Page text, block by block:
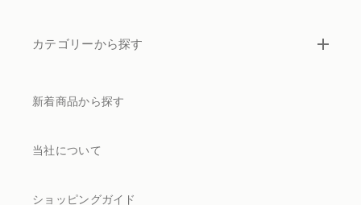
カテゴリーから探す
新着商品から探す
当社について
ショッピングガイド